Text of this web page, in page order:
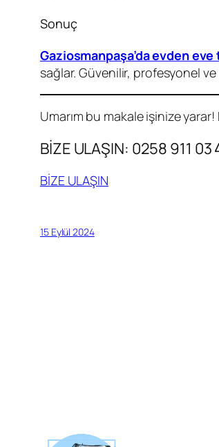
Sonuç
Gaziosmanpaşa’da evden eve
sağlar. Güvenilir, profesyonel
Umarım bu makale işinize
BİZE ULAŞIN: 0258 911
BİZE ULAŞIN
15 Eylül 2024